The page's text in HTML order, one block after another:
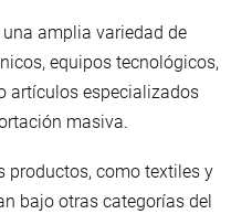
amplia variedad de
equipos tecnológicos,
artículos especializados
masiva.
productos, como textiles y
bajo otras categorías del